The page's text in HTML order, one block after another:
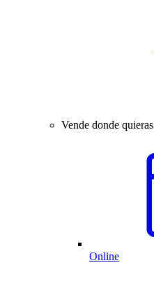
Vende donde quieras
Online